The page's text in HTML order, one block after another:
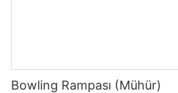
Bowling Rampası (Mühür)